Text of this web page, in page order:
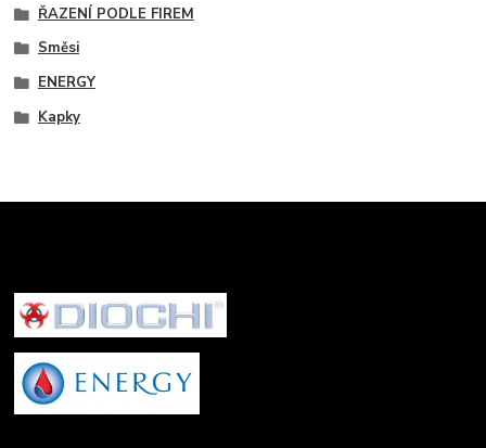
ŘAZENÍ PODLE FIREM
Směsi
ENERGY
Kapky